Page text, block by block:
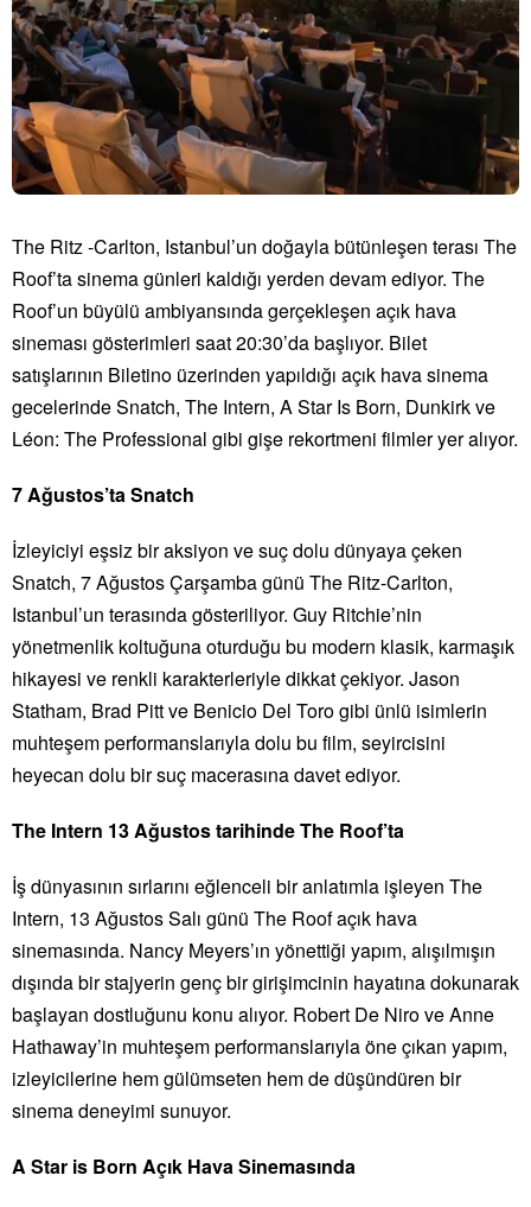
The Ritz -Carlton, Istanbul’un doğayla bütünleşen terası The
Roof’ta sinema günleri kaldığı yerden devam ediyor. The
Roof’un büyülü ambiyansında gerçekleşen açık hava
sineması gösterimleri saat 20:30’da başlıyor. Bilet
satışlarının Biletino üzerinden yapıldığı açık hava sinema
gecelerinde Snatch, The Intern, A Star Is Born, Dunkirk ve
Léon: The Professional gibi gişe rekortmeni filmler yer alıyor.
7 Ağustos’ta Snatch
İzleyiciyi eşsiz bir aksiyon ve suç dolu dünyaya çeken
Snatch, 7 Ağustos Çarşamba günü The Ritz-Carlton,
Istanbul’un terasında gösteriliyor. Guy Ritchie’nin
yönetmenlik koltuğuna oturduğu bu modern klasik, karmaşık
hikayesi ve renkli karakterleriyle dikkat çekiyor. Jason
Statham, Brad Pitt ve Benicio Del Toro gibi ünlü isimlerin
muhteşem performanslarıyla dolu bu film, seyircisini
heyecan dolu bir suç macerasına davet ediyor.
The Intern 13 Ağustos tarihinde The Roof’ta
İş dünyasının sırlarını eğlenceli bir anlatımla işleyen The
Intern, 13 Ağustos Salı günü The Roof açık hava
sinemasında. Nancy Meyers’ın yönettiği yapım, alışılmışın
dışında bir stajyerin genç bir girişimcinin hayatına dokunarak
başlayan dostluğunu konu alıyor. Robert De Niro ve Anne
Hathaway’in muhteşem performanslarıyla öne çıkan yapım,
izleyicilerine hem gülümseten hem de düşündüren bir
sinema deneyimi sunuyor.
A Star is Born Açık Hava Sinemasında